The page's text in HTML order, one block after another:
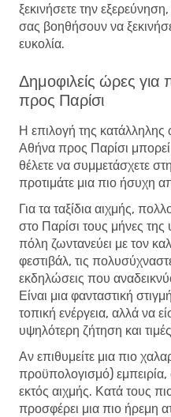
ξεκινήσετε την
σας βοηθήσουν να
ευκολία.
Δημοφιλείς ώρες
προς Παρίσι
Η επιλογή της
Αθήνα προς Παρίσι μπορεί
θέλετε να συμμετάσχετε
προτιμάτε μια πιο ήσυχη
Για τα ταξίδια αιχμής,
στο Παρίσι τους μήνες
πόλη ζωντανεύει με τον
φεστιβάλ, τις
εκδηλώσεις που
Είναι μια φανταστική
τοπική ενέργεια, αλλά να
υψηλότερη ζήτηση και
Αν επιθυμείτε μια πιο
προϋπολογισμό) εμπειρία,
εκτός αιχμής. Κατά τους
προσφέρει μια πιο ήρεμη